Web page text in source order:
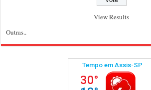
View Results
Outras..